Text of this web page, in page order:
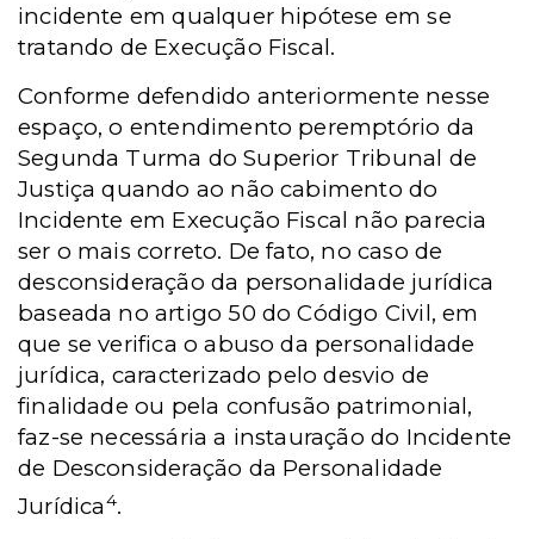
incidente em qualquer hipótese em se
tratando de Execução Fiscal.
Conforme defendido anteriormente nesse
espaço, o entendimento peremptório da
Segunda Turma do Superior Tribunal de
Justiça quando ao não cabimento do
Incidente em Execução Fiscal não parecia
ser o mais correto. De fato, no caso de
desconsideração da personalidade jurídica
baseada no artigo 50 do Código Civil, em
que se verifica o abuso da personalidade
jurídica, caracterizado pelo desvio de
finalidade ou pela confusão patrimonial,
faz-se necessária a instauração do Incidente
de Desconsideração da Personalidade
Jurídica4.